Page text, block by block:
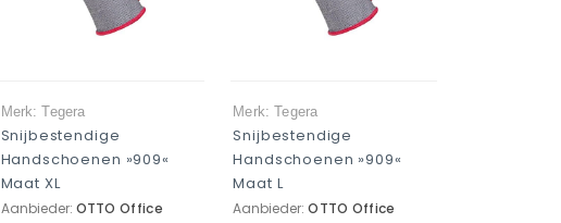
Merk: Tegera
Snijbestendige
Handschoenen »909«
Maat XL
Aanbieder: OTTO Office
Merk: Tegera
Snijbestendige
Handschoenen »909«
Maat L
Aanbieder:OTTO Office